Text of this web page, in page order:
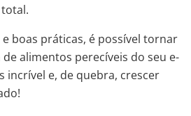
e boas práticas, é possível tornar
alimentos perecíveis do seu e-
incrível e, de quebra, crescer